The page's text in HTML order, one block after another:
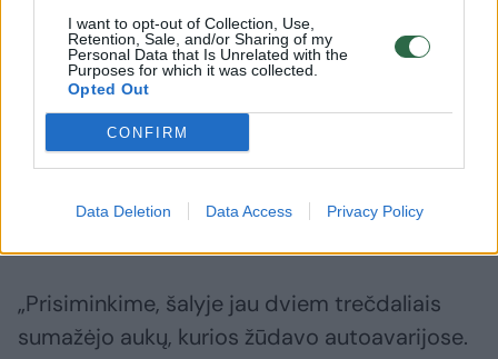
I want to opt-out of Collection, Use,
Retention, Sale, and/or Sharing of my
Personal Data that Is Unrelated with the
Purposes for which it was collected.
Opted Out
CONFIRM
Data Deletion Data Access Privacy Policy
J.Olekas įsitikinęs, kad sutelkus visuomenę
pavyktų pasiekti gerų rezultatų.
Tokią patirtį šalis jau turi, pavyzdžiui, įvairios
prevencinės priemonės padėjo išvengti
„Prisiminkime, šalyje jau dviem trečdaliais
sumažėjo aukų, kurios žūdavo autoavarijose.